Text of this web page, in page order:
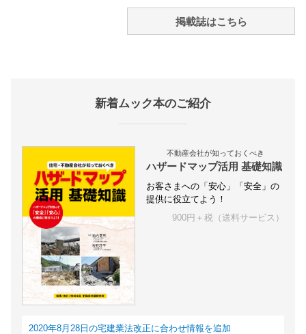
掲載誌はこちら
新着ムック本のご紹介
不動産会社が知っておくべき
ハザードマップ活用 基礎知識
お客さまへの「安心」「安全」の
提供に役立てよう！
900円＋税（送料サービス）
2020年8月28日の宅建業法改正に合わせ情報を追加